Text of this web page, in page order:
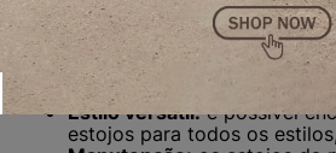
Organização prática:os
contam com diversos
e zíperes, que garantem
dos seus itens;
Estilo versátil:é possível
estojos para todos os